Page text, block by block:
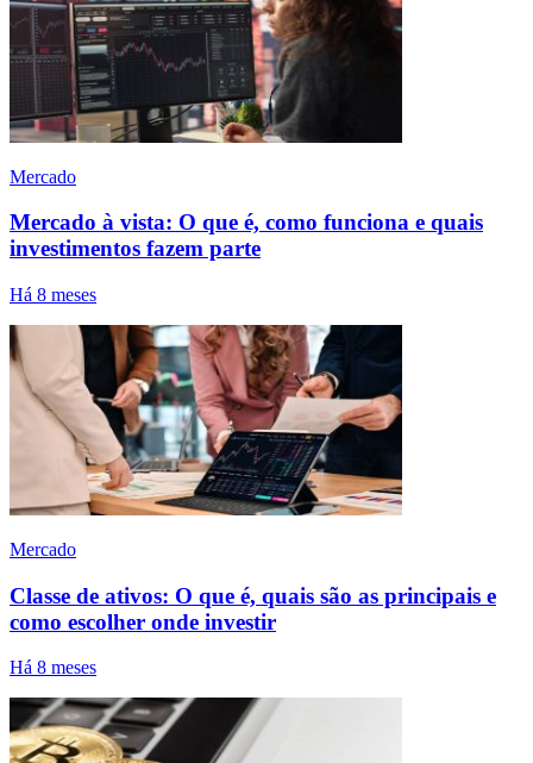
Mercado
Mercado à vista: O que é, como funciona e quais
investimentos fazem parte
Há 8 meses
Mercado
Classe de ativos: O que é, quais são as principais e
como escolher onde investir
Há 8 meses